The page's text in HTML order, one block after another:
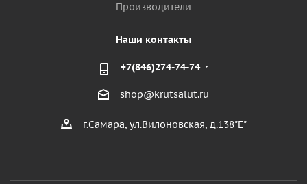
Производители
Наши контакты
+7(846)274-74-74
shop@krutsalut.ru
г.Самара, ул.Вилоновская, д.138"Е"